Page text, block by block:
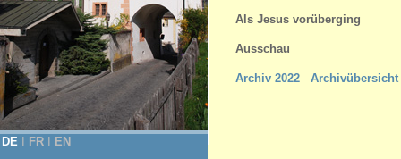
DE FR EN
Als Jesus vorüberging
Ausschau
Archiv 2022 Archivübersicht